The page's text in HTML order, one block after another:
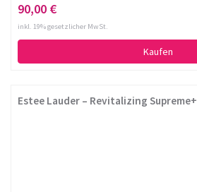
90,00 €
inkl. 19% gesetzlicher MwSt.
Kaufen
Estee Lauder – Revitalizing Supreme+